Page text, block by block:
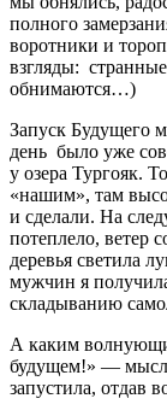
полного
воротники и
взгляды:
обнимаются…)
Запуск Будущего
день было уже
у озера Тургояк.
«нашим», там
и сделали. На
потеплело, ветер
деревья светила
мужчин я
складыванию
А каким
будущем!» —
запустила, отдав